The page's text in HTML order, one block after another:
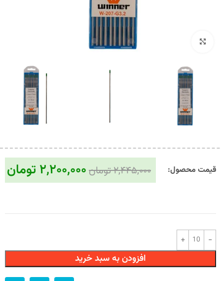
قیمت محصول:​ ۲,۴۴۵,۰۰۰تومان۲,۲۰۰,۰۰۰تومان
افزودن به سبد خرید